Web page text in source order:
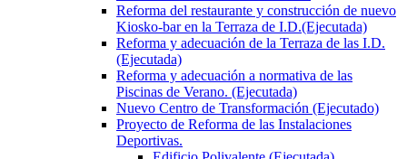
Reforma del restaurante y construcción de nuevo
Kiosko-bar en la Terraza de I.D.(Ejecutada)
Reforma y adecuación de la Terraza de las I.D.
(Ejecutada)
Reforma y adecuación a normativa de las
Piscinas de Verano. (Ejecutada)
Nuevo Centro de Transformación (Ejecutado)
Proyecto de Reforma de las Instalaciones
Deportivas.